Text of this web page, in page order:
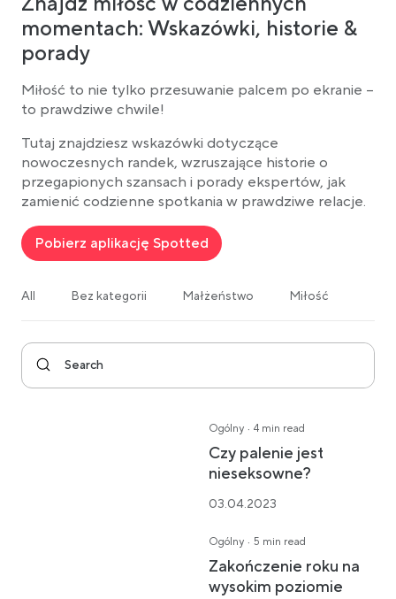
momentach: Wskazówki, historie &
porady
Miłość to nie tylko przesuwanie palcem po ekranie –
to prawdziwe chwile!
Tutaj znajdziesz wskazówki dotyczące
nowoczesnych randek, wzruszające historie o
przegapionych szansach i porady ekspertów, jak
zamienić codzienne spotkania w prawdziwe relacje.
Pobierz aplikację Spotted
All Bez kategorii Małżeństwo Miłość
Ogólny · 4 min read
Czy palenie jest
nieseksowne?
03.04.2023
Ogólny · 5 min read
Zakończenie roku na
wysokim poziomie